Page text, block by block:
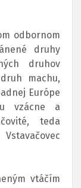
odbornom
druhy
druhov
machu,
Európe
vzácne a
teda
vtáčím